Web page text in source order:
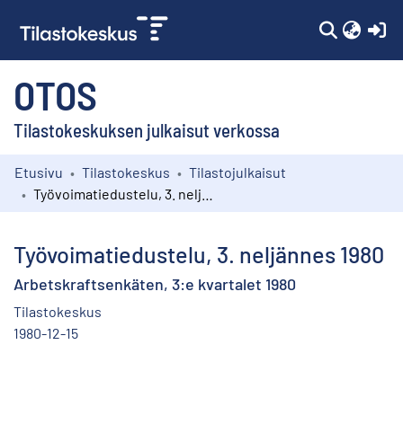
OTOS
Tilastokeskuksen julkaisut verkossa
Kokoelmat
Etusivu Tilastokeskus
Tilastojulkaisut
Työvoimatiedustelu, 3. neljännes 1980
Arbetskraftsenkäten, 3:e kvartalet 1980
Tilastokeskus
1980-12-15